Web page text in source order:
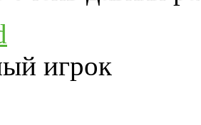
игрок